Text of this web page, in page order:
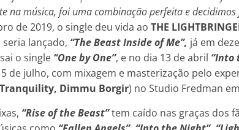
na música, foi uma combinação perfeita e
de 2019, o single deu vida ao THE
lançado, “The Beast Inside of Me”, já em
o single “One by One”, e no dia 13 de abril “Into
de julho, com mixagem e masterização pelo
Dimmu Borgir) no Studio Fredman
“Rise of the Beast”tem caído nas graças dos